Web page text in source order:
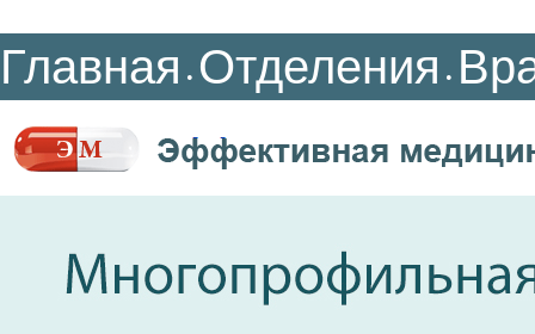
Главная • Отделения •